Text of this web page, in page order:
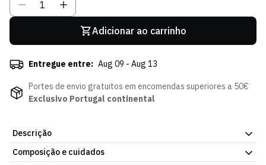
Adicionar ao carrinho
Entregue entre: Aug 09 - Aug 13
Portes de envio gratuitos em encomendas superiores a 50€
Exclusivo Portugal continental
Descrição
Calças Algodão Preto - Criança. Simples e prático para o dia a
Composição e cuidados